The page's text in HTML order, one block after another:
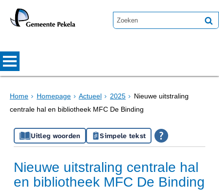
Home Homepage Actueel 2025
Nieuwe uitstraling
centrale hal en bibliotheek MFC De Binding
Uitleg woorden Simpele tekst
Nieuwe uitstraling centrale hal
en bibliotheek MFC De Binding